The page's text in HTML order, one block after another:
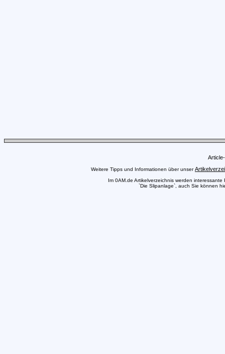
Weitere Tipps und Informationen über unser
Im 0AM.de Artikelverzeichnis werden
`Die Slipanlage`, auch Sie können